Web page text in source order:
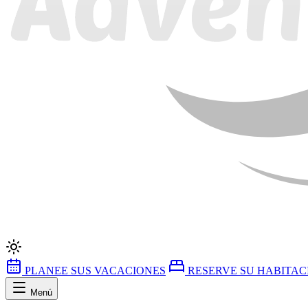
PLANEE SUS VACACIONES RESERVE SU
Menú